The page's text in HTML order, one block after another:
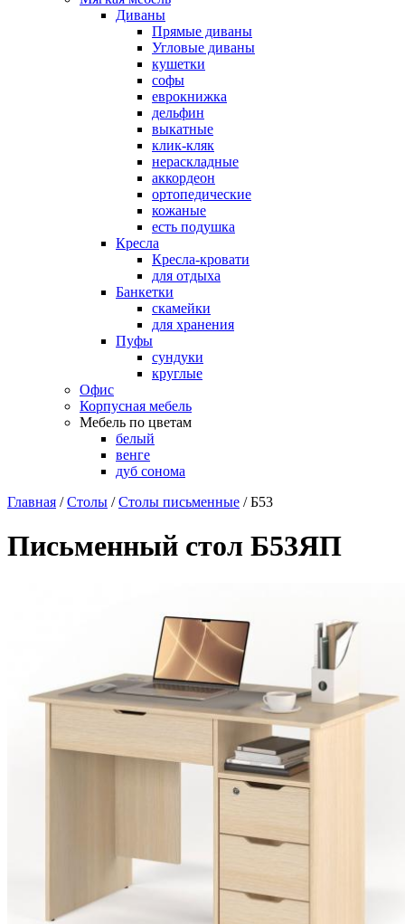
Диваны
Прямые диваны
Угловые диваны
кушетки
софы
еврокнижка
дельфин
выкатные
клик-кляк
нераскладные
аккордеон
ортопедические
кожаные
есть подушка
Кресла
Кресла-кровати
для отдыха
Банкетки
скамейки
для хранения
Пуфы
сундуки
круглые
Офис
Корпусная мебель
Мебель по цветам
белый
венге
дуб сонома
Главная / Столы / Столы письменные / Б53
Письменный стол Б53ЯП